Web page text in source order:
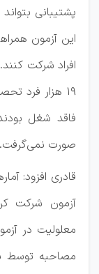
پشتیبانی
این آزمون
فاقد شغل
صورت نمی‌گرفت.
قادری افزود:
معلولیت در
مصاحبه توسط